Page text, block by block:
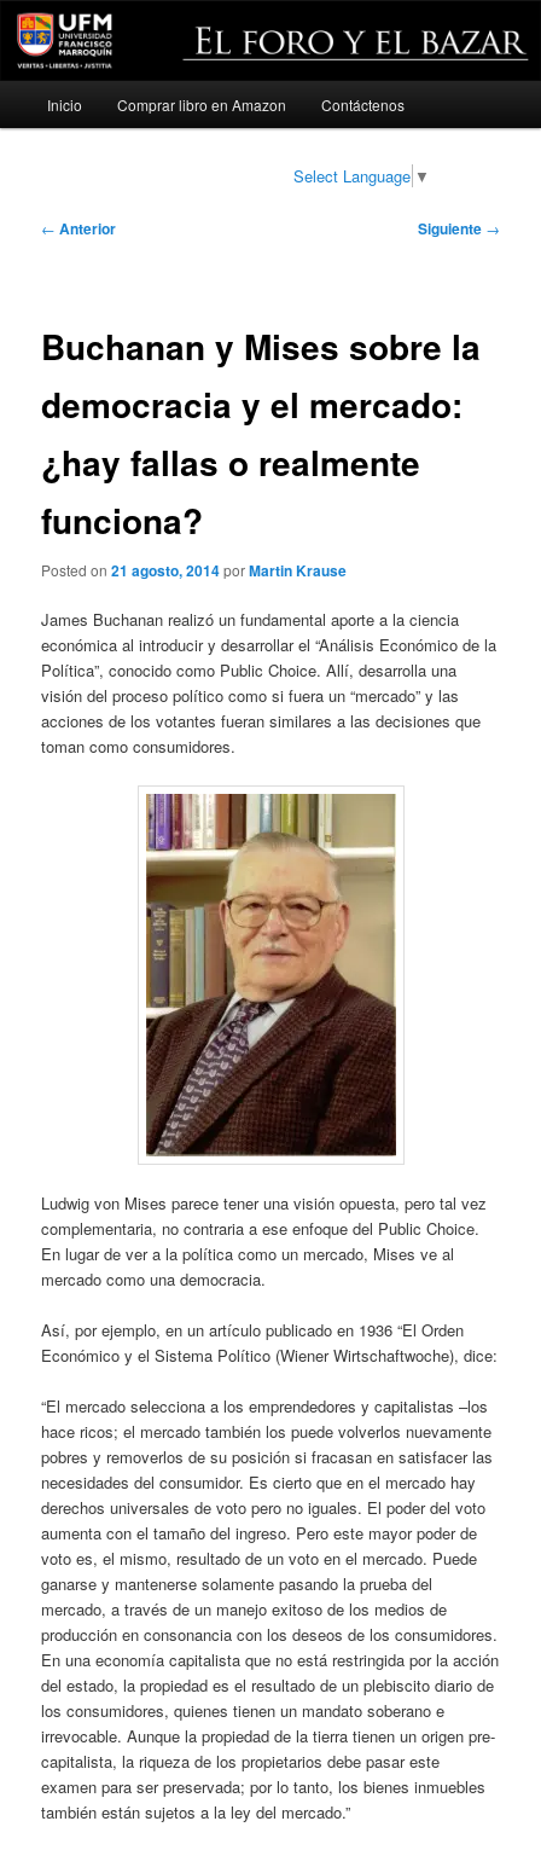
Ir
Inicio Comprar libro en Amazon Contáctenos
Select Language ▼
Navegación
← Anterior Siguiente →
Buchanan y Mises sobre la
democracia y el mercado:
¿hay fallas o realmente
funciona?
Posted on21 agosto, 2014porMartin Krause
James Buchanan realizó un fundamental aporte a la ciencia
económica al introducir y desarrollar el “Análisis Económico de la
Política”, conocido como Public Choice. Allí, desarrolla una
visión del proceso político como si fuera un “mercado” y las
acciones de los votantes fueran similares a las decisiones que
toman como consumidores.
Ludwig von Mises parece tener una visión opuesta, pero tal vez
complementaria, no contraria a ese enfoque del Public Choice.
En lugar de ver a la política como un mercado, Mises ve al
mercado como una democracia.
Así, por ejemplo, en un artículo publicado en 1936 “El Orden
Económico y el Sistema Político (Wiener Wirtschaftwoche), dice:
“El mercado selecciona a los emprendedores y capitalistas –los
hace ricos; el mercado también los puede volverlos nuevamente
pobres y removerlos de su posición si fracasan en satisfacer las
necesidades del consumidor. Es cierto que en el mercado hay
derechos universales de voto pero no iguales. El poder del voto
aumenta con el tamaño del ingreso. Pero este mayor poder de
voto es, el mismo, resultado de un voto en el mercado. Puede
ganarse y mantenerse solamente pasando la prueba del
mercado, a través de un manejo exitoso de los medios de
producción en consonancia con los deseos de los consumidores.
En una economía capitalista que no está restringida por la acción
del estado, la propiedad es el resultado de un plebiscito diario de
los consumidores, quienes tienen un mandato soberano e
irrevocable. Aunque la propiedad de la tierra tienen un origen pre-
capitalista, la riqueza de los propietarios debe pasar este
examen para ser preservada; por lo tanto, los bienes inmuebles
también están sujetos a la ley del mercado.”